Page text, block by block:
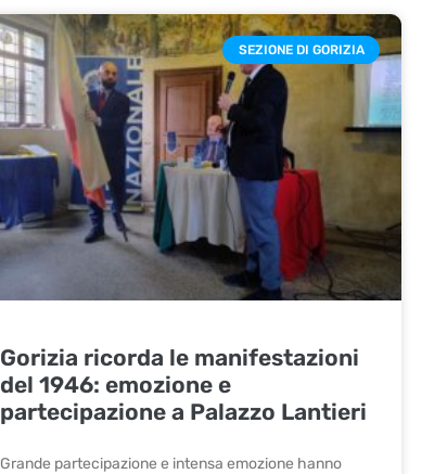
SEZIONE DI GORIZIA
Gorizia ricorda le manifestazioni
del 1946: emozione e
partecipazione a Palazzo Lantieri
Grande partecipazione e intensa emozione hanno